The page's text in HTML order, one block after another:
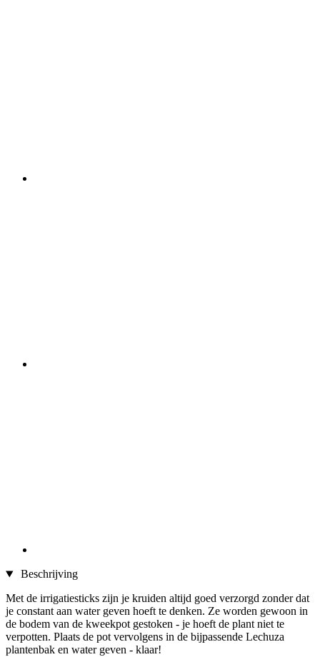
Beschrijving
Met de irrigatiesticks zijn je kruiden altijd goed verzorgd zonder dat
je constant aan water geven hoeft te denken. Ze worden gewoon in
de bodem van de kweekpot gestoken - je hoeft de plant niet te
verpotten. Plaats de pot vervolgens in de bijpassende Lechuza
plantenbak en water geven - klaar!